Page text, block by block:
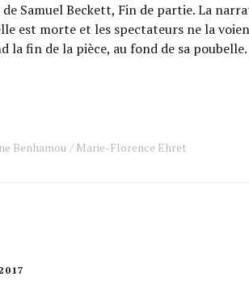
de Samuel Beckett, Fin de partie. La
est morte et les spectateurs ne la
la fin de la pièce, au fond de sa
Benhamou Marie-Florence Ehret